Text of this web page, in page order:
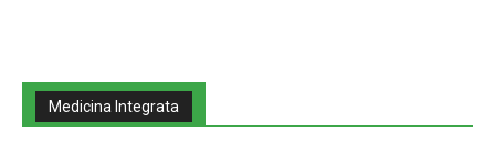
Medicina Integrata